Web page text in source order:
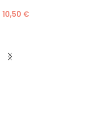
10,50 €